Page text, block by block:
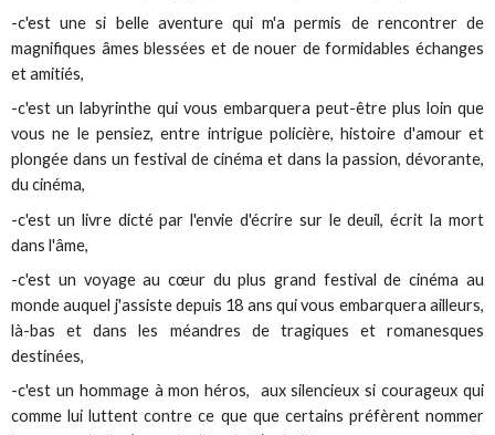
-c'est une si belle aventure qui m'a permis de rencontrer de
magnifiques âmes blessées et de nouer de formidables échanges
et amitiés,
-c'est un labyrinthe qui vous embarquera peut-être plus loin que
vous ne le pensiez, entre intrigue policière, histoire d'amour et
plongée dans un festival de cinéma et dans la passion, dévorante,
du cinéma,
-c'est un livre dicté par l'envie d'écrire sur le deuil, écrit la mort
dans l'âme,
-c'est un voyage au cœur du plus grand festival de cinéma au
monde auquel j'assiste depuis 18 ans qui vous embarquera ailleurs,
là-bas et dans les méandres de tragiques et romanesques
destinées,
-c'est un hommage à mon héros, aux silencieux si courageux qui
comme lui luttent contre ce que que certains préfèrent nommer